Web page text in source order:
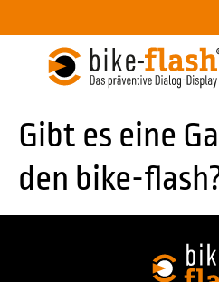
Gibt es eine
den bike-